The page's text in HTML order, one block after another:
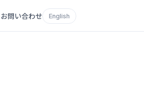
お問い合わせ English